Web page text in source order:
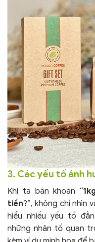
3. Các yếu tố ảnh
Khi ta băn khoăn “
tiền?”, không chỉ nhìn
hiểu nhiều yếu tố
những nhân tố quan